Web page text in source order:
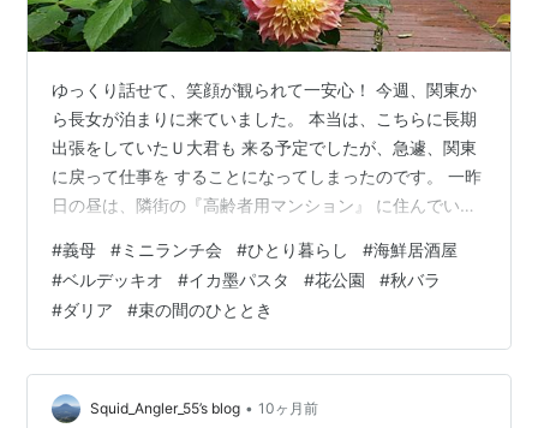
ゆっくり話せて、笑顔が観られて一安心！ 今週、関東か
ら長女が泊まりに来ていました。 本当は、こちらに長期
出張をしていたＵ大君も 来る予定でしたが、急遽、関東
に戻って仕事を することになってしまったのです。 一昨
日の昼は、隣街の『高齢者用マンション』 に住んでいる
人と、うまく付き合えてきているし 時々、近くに住む姪
と話をしたり、お祭りにも 行ったりして、３年目のひと
り暮らしに慣れて きた様子でした。 義母を送ってから、
夕方、長女とバスに乗って 『海鮮居酒屋』で、『ちょい
呑み』をした後、 『Ｓゼリア』へ行って、Ｕ大君お奨め
のワイン 『ベルデッキ…
#義母 #ミニランチ会 #ひとり暮らし #海鮮居酒屋
#ベルデッキオ #イカ墨パスタ #花公園 #秋バラ
#ダリア #束の間のひととき
Squid_Angler_55’s blog • 10ヶ月前